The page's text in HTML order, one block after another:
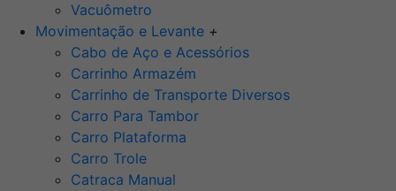
Vacuômetro
Movimentação e Levante +
Cabo de Aço e Acessórios
Carrinho Armazém
Carrinho de Transporte Diversos
Carro Para Tambor
Carro Plataforma
Carro Trole
Catraca Manual